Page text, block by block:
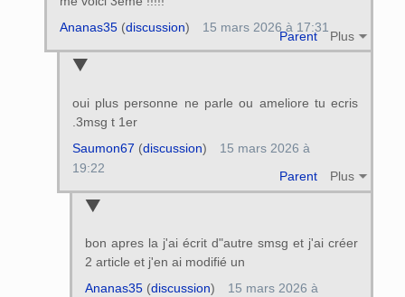
Parent Plus
Ananas35(discussion) 15 mars 2026 à 17:31
oui plus personne ne parle ou ameliore tu ecris
.3msg t 1er
Parent Plus
Saumon67 (discussion)
15 mars 2026 à
19:22
bon apres la j'ai écrit d"autre smsg et j'ai créer
2 article et j'en ai modifié un
Ananas35(discussion)
15 mars 2026 à